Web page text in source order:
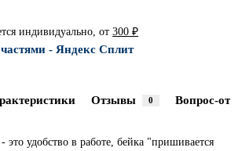
индивидуально, от 300 ₽
- Яндекс Сплит
Отзывы 0 Вопрос-
это удобство в работе, бейка "пришивается